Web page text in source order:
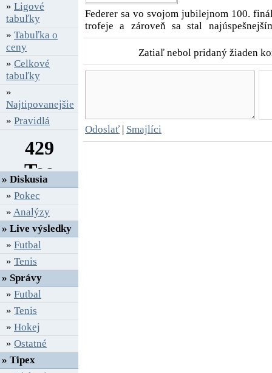
» Ligové
tabuľky
» Tabuľka o
ceny
» Celkové
tabuľky
»
Najtipovanejšie
» Pravidlá
» Diskusia
» Pokec
» Analýzy
» Live výsledky
» Futbal
» Tenis
» Správy
» Futbal
» Tenis
» Hokej
» Ostatné
» Tipex
Federer sa vo svojom jubilejnom 100.
trofeje a zároveň sa stal
majstrov. Ziskom šiesteho titulu sa v
Petea Samprasa, ktorí na Masters
"Rovnako ako Jo aj ja mám za sebou
celkového víťaza Federer, ktorý si z
milióna USD a do rebríčka si pripíše 1500
Zatiaľ nebol pridaný žiaden
Odoslať | Smajlíci